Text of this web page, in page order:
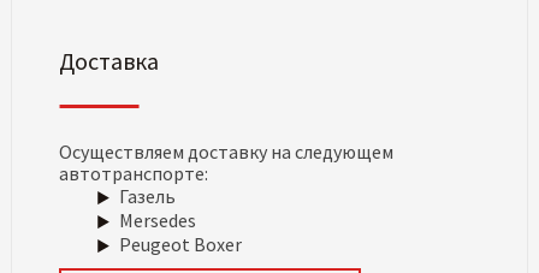
Доставка
Осуществляем доставку на следующем
автотранспорте:
Газель
Mersedes
Peugeot Boxer